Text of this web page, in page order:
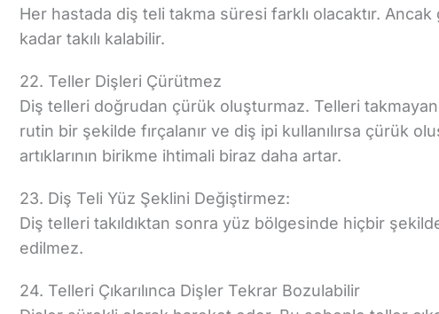
Her hastada diş teli takma süresi farklı olacaktır. Ancak
kadar takılı kalabilir.
22. Teller Dişleri Çürütmez
Diş telleri doğrudan çürük oluşturmaz. Telleri takmayan
rutin bir şekilde fırçalanır ve diş ipi kullanılırsa çürük
artıklarının birikme ihtimali biraz daha artar.
23. Diş Teli Yüz Şeklini Değiştirmez:
Diş telleri takıldıktan sonra yüz bölgesinde hiçbir
edilmez.
24. Telleri Çıkarılınca Dişler Tekrar Bozulabilir